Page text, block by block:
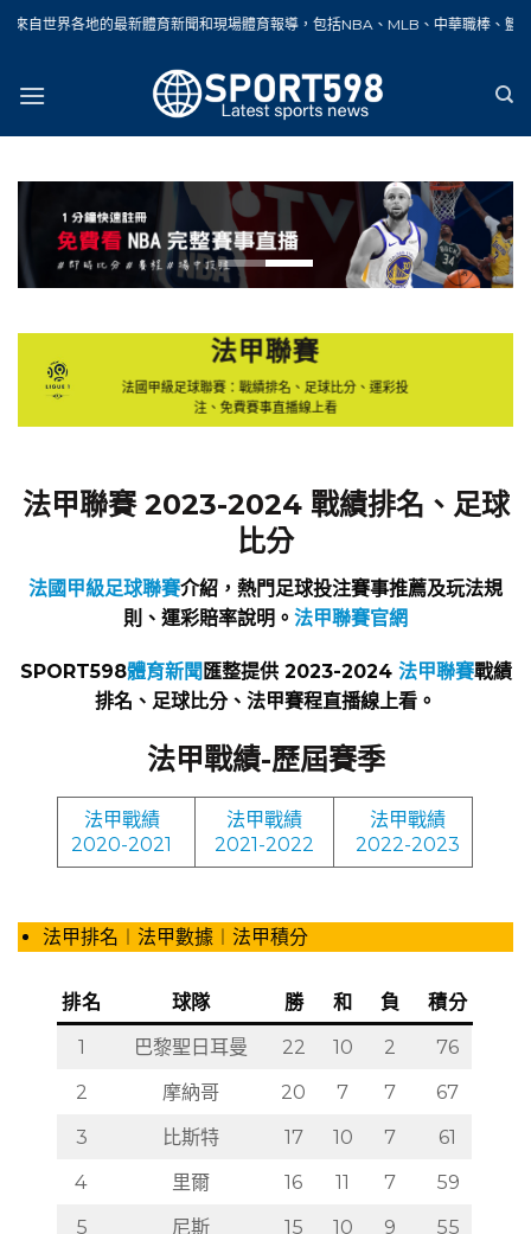
Skip
新體育新聞和現場體育報導，包括NBA、MLB、中華職棒、籃球、網球、足球
法甲聯賽
法國甲級足球聯賽：戰績排名、足球比分、運彩投
注、免費賽事直播線上看
法甲聯賽 2023-2024 戰績排名、足球
比分
法國甲級足球聯賽介紹，熱門足球投注賽事推薦及玩法規
則、運彩賠率說明。 法甲聯賽官網
SPORT598體育新聞匯整提供 2023-2024 法甲聯賽戰績
排名、足球比分、法甲賽程直播線上看。
法甲戰績-歷屆賽季
法甲戰績
2020-2021
法甲戰績
2021-2022
法甲戰績
2022-2023
法甲排名︱法甲數據︱法甲積分
排名 球隊 勝 和 負
積分
1
巴黎聖日耳曼 22 10 2
76
2
摩納哥 20 7 7
67
3
比斯特 17 10 7
61
4
里爾 16 11 7
59